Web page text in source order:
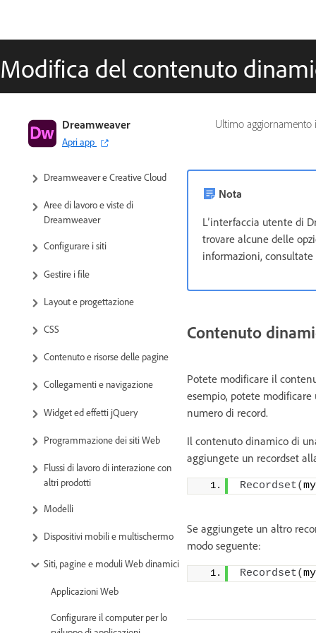
Modifica del contenuto
Ultimo
Dreamweaver
Apri app
Guida utente di Dreamweaver
Introduzione
Dreamweaver e Creative Cloud
Aree di lavoro e viste di
Dreamweaver
Configurare i siti
Gestire i file
Layout e progettazione
CSS
Contenuto e risorse delle pagine
Collegamenti e navigazione
Widget ed effetti jQuery
Programmazione dei siti Web
Flussi di lavoro di interazione con
altri prodotti
Modelli
Dispositivi mobili e multischermo
Siti, pagine e moduli Web dinamici
Applicazioni Web
Configurare il computer per lo
Nota
L’interfaccia utente di
trovare alcune delle
informazioni, consultate
Contenuto
Potete modificare il
esempio, potete
numero di record.
Il contenuto dinamico di
aggiungete un recordset
Recordset(
Se aggiungete un altro
modo seguente:
Recordset(